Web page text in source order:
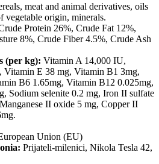
meat and animal derivatives, oils
vegetable origin, minerals.
Protein 26%, Crude Fat 12%,
8%, Crude Fiber 4.5%, Crude Ash
(per kg): Vitamin A 14,000 IU,
E 38 mg, Vitamin B1 3mg,
B6 1.65mg, Vitamin B12 0.025mg,
Sodium selenite 0.2 mg, Iron II sulfate
II oxide 5 mg, Copper II
Union (EU)
Prijateli-milenici, Nikola Tesla 42,